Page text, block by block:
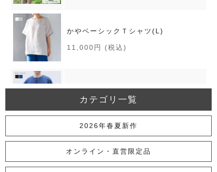
かやベーシックＴシャツ(L)
11,000円 (税込)
かやメンズヘンリーネックシャツ
13,200円 (税込)
13,200円 (税込)
カテゴリ一覧
2026年春夏新作
オンライン・直営限定品